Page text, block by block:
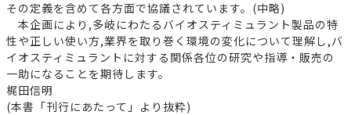
その定義を含めて各方面で協議されています。(中略)
本企画により,多岐にわたるバイオスティミュラント製品の特
性や正しい使い方,業界を取り巻く環境の変化について理解し,バ
イオスティミュラントに対する関係各位の研究や指導・販売の
一助になることを期待します。
梶田信明
(本書「刊行にあたって」より抜粋)